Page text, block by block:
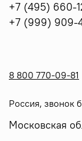
+7 (495) 660-
+7 (999) 909-
8 800 770-09-81
Россия, звонок
Московская